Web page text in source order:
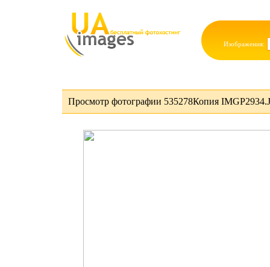
Изображения:
Просмотр фотографии 535278Копия